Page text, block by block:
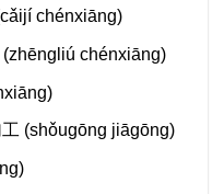
chénxiāng)
chénxiāng)
(shǒugōng jiāgōng)